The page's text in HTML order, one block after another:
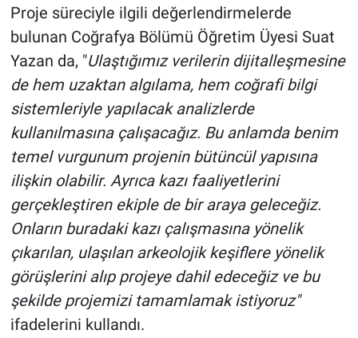
Proje süreciyle ilgili değerlendirmelerde
bulunan Coğrafya Bölümü Öğretim Üyesi Suat
Yazan da, "Ulaştığımız verilerin dijitalleşmesine
de hem uzaktan algılama, hem coğrafi bilgi
sistemleriyle yapılacak analizlerde
kullanılmasına çalışacağız. Bu anlamda benim
temel vurgunum projenin bütüncül yapısına
ilişkin olabilir. Ayrıca kazı faaliyetlerini
gerçekleştiren ekiple de bir araya geleceğiz.
Onların buradaki kazı çalışmasına yönelik
çıkarılan, ulaşılan arkeolojik keşiflere yönelik
görüşlerini alıp projeye dahil edeceğiz ve bu
şekilde projemizi tamamlamak istiyoruz"
ifadelerini kullandı.